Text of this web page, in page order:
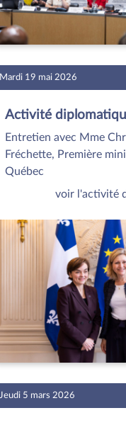
Mardi 19 mai 2026
Activité
Entretien avec Mme
Fréchette, Première
Québec
voir l'activité
Jeudi 5 mars 2026